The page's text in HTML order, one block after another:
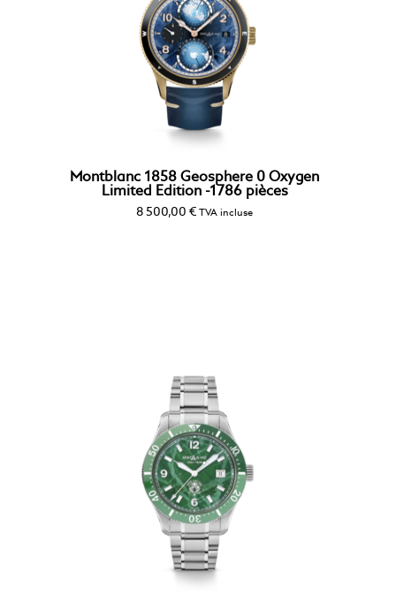
Montblanc 1858 Geosphere 0 Oxygen
Limited Edition -1786 pièces
8 500,00 € TVA incluse